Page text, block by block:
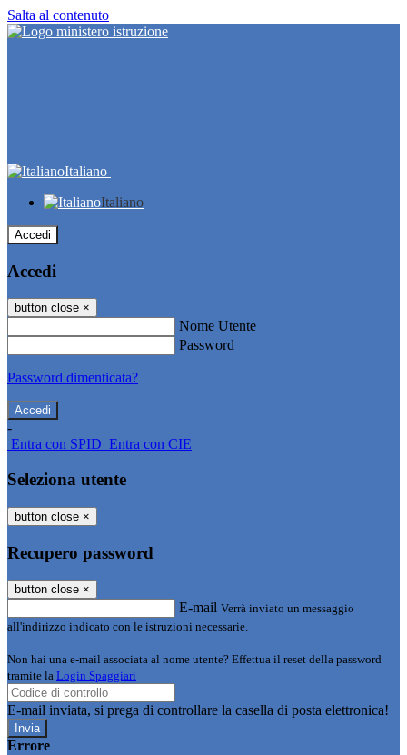
Salta al contenuto
Italiano
Italiano
Accedi
Accedi
button close ×
Nome Utente
Password
Password dimenticata?
-
Entra con SPID Entra con CIE
Seleziona utente
button close ×
Recupero password
button close ×
E-mail Verrà inviato un messaggio
all'indirizzo indicato con le istruzioni necessarie.
Non hai una e-mail associata al nome utente? Effettua il reset della password
tramite la Login Spaggiari
E-mail inviata, si prega di controllare la casella di posta elettronica!
Errore